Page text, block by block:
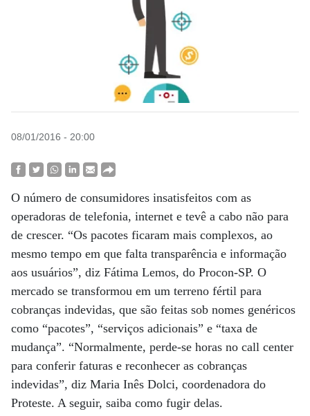
08/01/2016 - 20:00
O número de consumidores insatisfeitos com as
operadoras de telefonia, internet e tevê a cabo não para
de crescer. “Os pacotes ficaram mais complexos, ao
mesmo tempo em que falta transparência e informação
aos usuários”, diz Fátima Lemos, do Procon-SP. O
mercado se transformou em um terreno fértil para
cobranças indevidas, que são feitas sob nomes genéricos
como “pacotes”, “serviços adicionais” e “taxa de
mudança”. “Normalmente, perde-se horas no call center
para conferir faturas e reconhecer as cobranças
indevidas”, diz Maria Inês Dolci, coordenadora do
Proteste. A seguir, saiba como fugir delas.